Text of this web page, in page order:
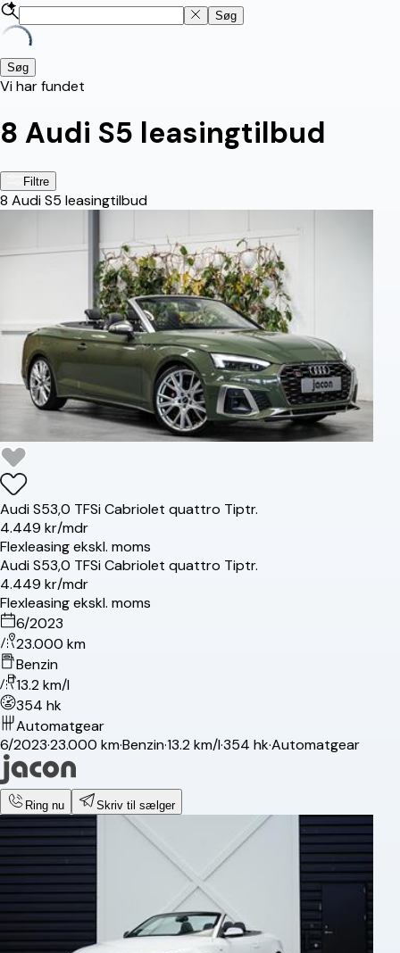
Søg
Søg
Vi har fundet
8 Audi S5 leasingtilbud
Filtre
8 Audi S5 leasingtilbud
AudiS53,0 TFSi Cabriolet quattro Tiptr.
4.449 kr/mdr
Flexleasing ekskl. moms
AudiS53,0 TFSi Cabriolet quattro Tiptr.
4.449 kr/mdr
Flexleasing ekskl. moms
6/2023
23.000 km
Benzin
13.2 km/l
354 hk
Automatgear
6/2023·23.000 km·Benzin·13.2 km/l·354 hk·Automatgear
Ring nu Skriv til sælger